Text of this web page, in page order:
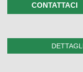
CONTATTACI